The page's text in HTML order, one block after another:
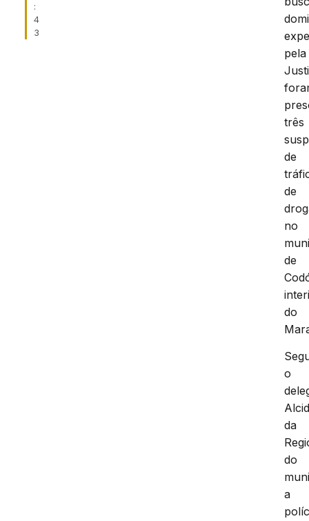
:
4
3
pela
três
de
de
no
de
do
o
da
do
a